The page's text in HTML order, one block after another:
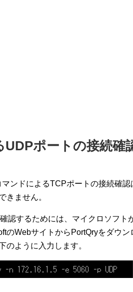
ポートの接続確
マンドによるTCPポートの接続確
きません。
認するためには、マイクロソフト
のWebサイトからPortQryをダウ
のように入力します。